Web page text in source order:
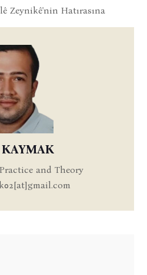
Zeynikê'nin Hatırasına
and Theory